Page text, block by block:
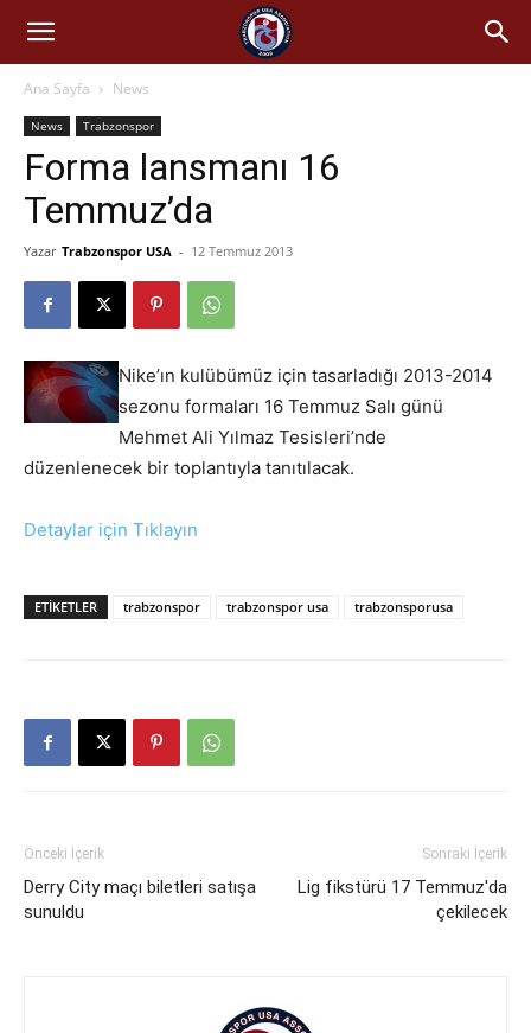
Ana Sayfa News
News Trabzonspor
Forma lansmanı 16
Temmuz’da
Yazar Trabzonspor USA - 12 Temmuz 2013
Nike’ın kulübümüz için tasarladığı 2013-2014
sezonu formaları 16 Temmuz Salı günü
Mehmet Ali Yılmaz Tesisleri’nde
düzenlenecek bir toplantıyla tanıtılacak.
Detaylar için Tıklayın
ETIKETLER trabzonspor trabzonspor usa trabzonsporusa
Önceki İçerik
Derry City maçı biletleri satışa
sunuldu
Sonraki İçerik
Lig fikstürü 17 Temmuz'da
çekilecek